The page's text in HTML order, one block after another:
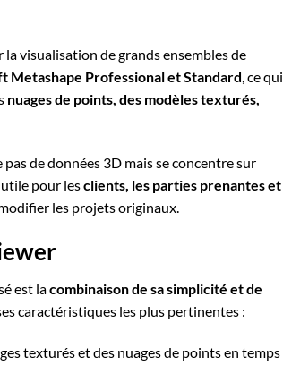
visualisation de grands ensembles de
Metashape Professional et Standard, ce qui
nuages de points, des modèles texturés,
de données 3D mais se concentre sur
pour lesclients, les parties prenantes et
les projets originaux.
est lacombinaison de sa simplicité et de
caractéristiques les plus pertinentes :
texturés et des nuages de points en temps